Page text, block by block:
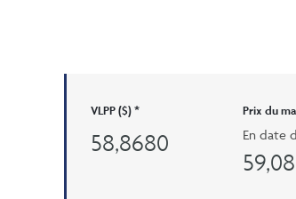
VLPP ($) *
58,8680
Prix ​​du
En date